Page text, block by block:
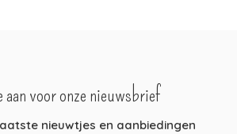
aan voor onze nieuwsbrief
nieuwtjes en aanbiedingen